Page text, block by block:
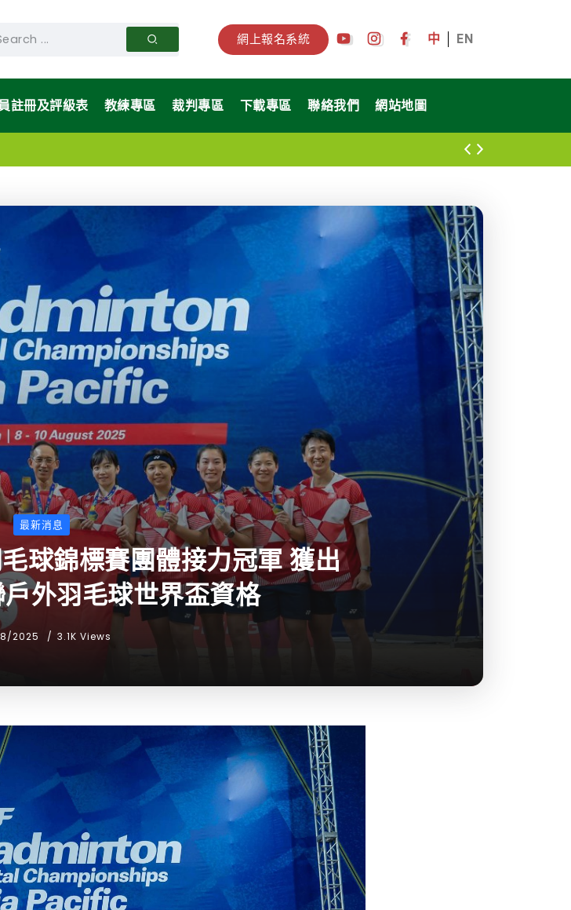
網上報名系統 中 EN
註冊及評級表 教練專區 裁判專區 下載專區 聯絡我們 網站地圖
隊名單
最新消息
球錦標賽團體接力冠軍 獲出
外羽毛球世界盃資格
2025 3.1K Views